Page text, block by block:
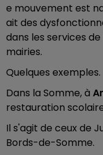
e mouvement est
ait des
dans les services
mairies.
Quelques exemples.
Dans la Somme, à
restauration
Il s'agit de ceux de
Bords-de-Somme.